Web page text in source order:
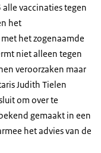
vaccinaties tegen
het
het zogenaamde
niet alleen tegen
veroorzaken maar
Judith Tielen
om over te
gemaakt in een
het advies van de